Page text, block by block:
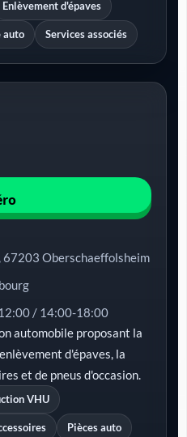
Enlèvement d'épaves
auto Services associés
67203 Oberschaeffolsheim
/ 14:00-18:00
automobile proposant la
d'épaves, la
et de pneus d'occasion.
VHU
Pièces auto